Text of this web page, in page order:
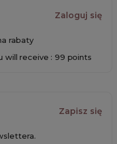
Zaloguj się
rabaty
will receive : 99 points
Zapisz się